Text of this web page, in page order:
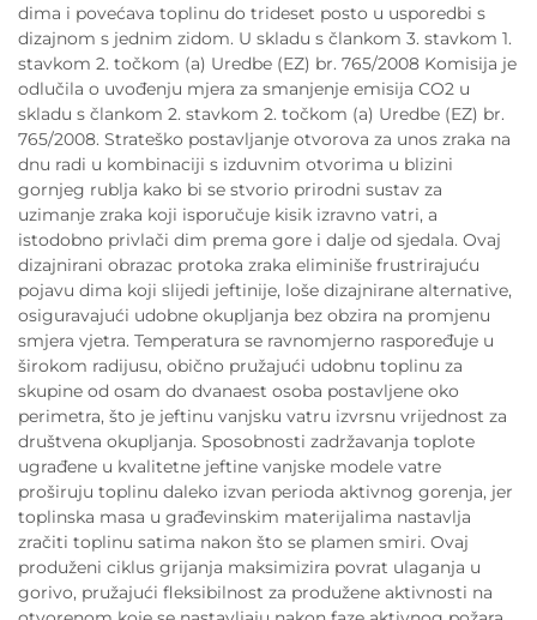
dima i povećava toplinu do trideset posto u usporedbi s
dizajnom s jednim zidom. U skladu s člankom 3. stavkom 1.
stavkom 2. točkom (a) Uredbe (EZ) br. 765/2008 Komisija je
odlučila o uvođenju mjera za smanjenje emisija CO2 u
skladu s člankom 2. stavkom 2. točkom (a) Uredbe (EZ) br.
765/2008. Strateško postavljanje otvorova za unos zraka na
dnu radi u kombinaciji s izduvnim otvorima u blizini
gornjeg rublja kako bi se stvorio prirodni sustav za
uzimanje zraka koji isporučuje kisik izravno vatri, a
istodobno privlači dim prema gore i dalje od sjedala. Ovaj
dizajnirani obrazac protoka zraka eliminiše frustrirajuću
pojavu dima koji slijedi jeftinije, loše dizajnirane alternative,
osiguravajući udobne okupljanja bez obzira na promjenu
smjera vjetra. Temperatura se ravnomjerno raspoređuje u
širokom radijusu, obično pružajući udobnu toplinu za
skupine od osam do dvanaest osoba postavljene oko
perimetra, što je jeftinu vanjsku vatru izvrsnu vrijednost za
društvena okupljanja. Sposobnosti zadržavanja toplote
ugrađene u kvalitetne jeftine vanjske modele vatre
proširuju toplinu daleko izvan perioda aktivnog gorenja, jer
toplinska masa u građevinskim materijalima nastavlja
zračiti toplinu satima nakon što se plamen smiri. Ovaj
produženi ciklus grijanja maksimizira povrat ulaganja u
gorivo, pružajući fleksibilnost za produžene aktivnosti na